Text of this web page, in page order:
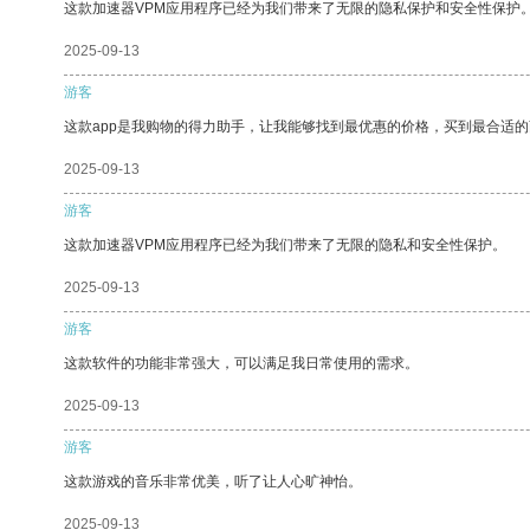
这款加速器VPM应用程序已经为我们带来了无限的隐私保护和安全性保护。
2025-09-13
游客
这款app是我购物的得力助手，让我能够找到最优惠的价格，买到最合适的
2025-09-13
游客
这款加速器VPM应用程序已经为我们带来了无限的隐私和安全性保护。
2025-09-13
游客
这款软件的功能非常强大，可以满足我日常使用的需求。
2025-09-13
游客
这款游戏的音乐非常优美，听了让人心旷神怡。
2025-09-13